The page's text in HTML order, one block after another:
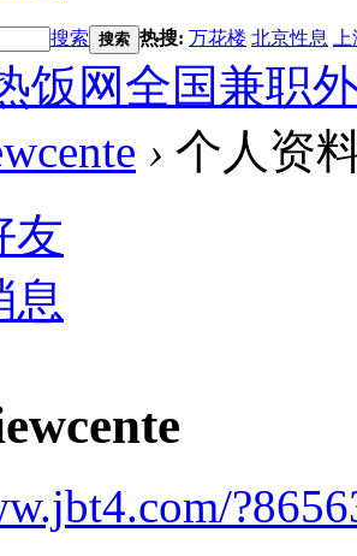
搜索 搜索 热搜: 万花楼 北京性息
饭网全国兼职
› 个人资
友
息